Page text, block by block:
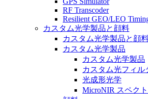
RF Transcoder
Resilient GEO/LEO
カスタム光学製品と顔料
カスタム光学製品と顔
カスタム光学製品
カスタム光学製品
カスタム光フィル
光成形光学
MicroNIR スペク